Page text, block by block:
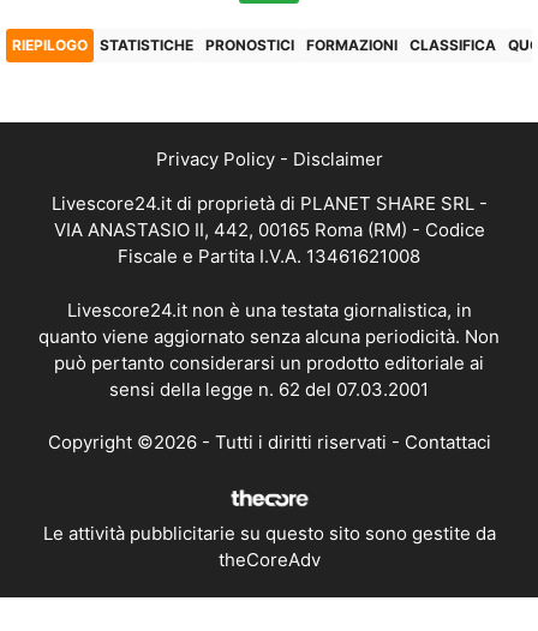
RIEPILOGO STATISTICHE PRONOSTICI FORMAZIONI CLASSIFICA
Privacy Policy- Disclaimer
Livescore24.it di proprietà di PLANET SHARE SRL -
VIA ANASTASIO II, 442, 00165 Roma (RM) - Codice
Fiscale e Partita I.V.A. 13461621008
Livescore24.it non è una testata giornalistica, in
quanto viene aggiornato senza alcuna periodicità. Non
può pertanto considerarsi un prodotto editoriale ai
sensi della legge n. 62 del 07.03.2001
Copyright ©2026 - Tutti i diritti riservati - Contattaci
Le attività pubblicitarie su questo sito sono gestite da
theCoreAdv